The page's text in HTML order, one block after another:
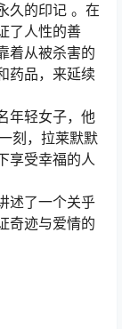
久的印记 。在
了人性的善
着从被杀害的
药品，来延续
年轻女子，他
刻，拉莱默默
享受幸福的人
述了一个关乎
奇迹与爱情的